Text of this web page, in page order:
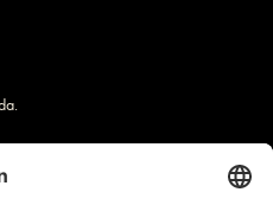
wenn nicht anders